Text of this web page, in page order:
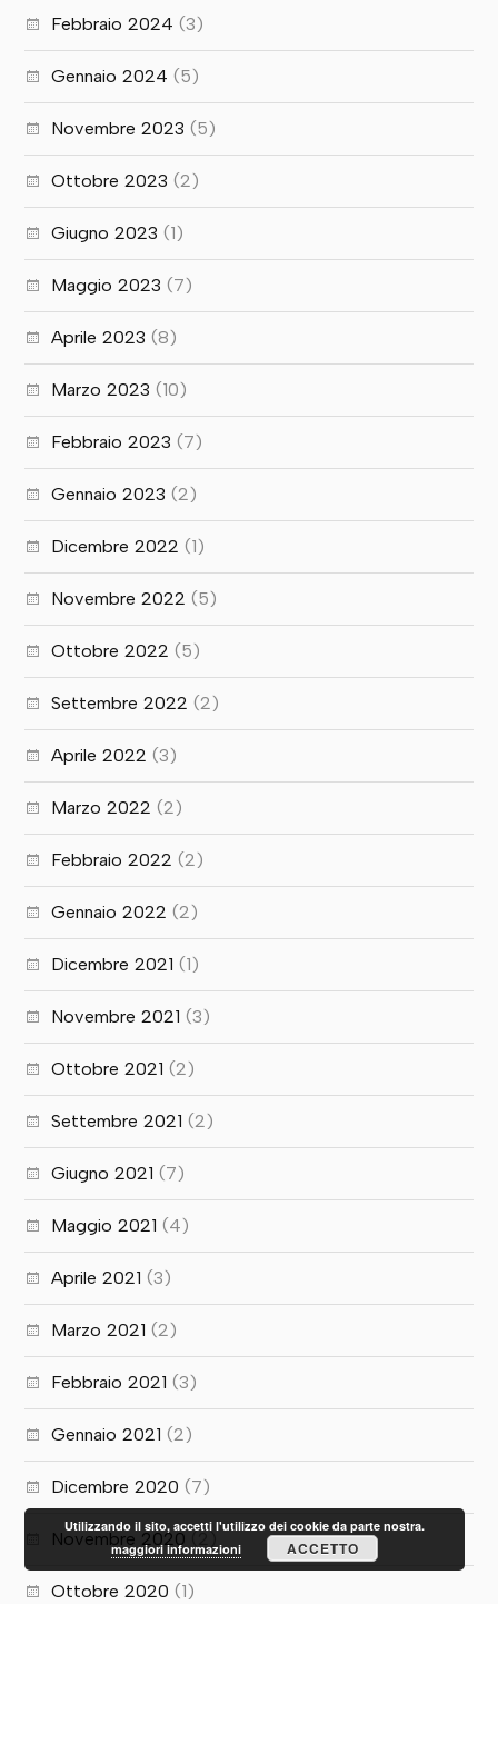
Febbraio 2024 (3)
Gennaio 2024 (5)
Novembre 2023 (5)
Ottobre 2023 (2)
Giugno 2023 (1)
Maggio 2023 (7)
Aprile 2023 (8)
Marzo 2023 (10)
Febbraio 2023 (7)
Gennaio 2023 (2)
Dicembre 2022 (1)
Novembre 2022 (5)
Ottobre 2022 (5)
Settembre 2022 (2)
Aprile 2022 (3)
Marzo 2022 (2)
Febbraio 2022 (2)
Gennaio 2022 (2)
Dicembre 2021 (1)
Novembre 2021 (3)
Ottobre 2021 (2)
Settembre 2021 (2)
Giugno 2021 (7)
Maggio 2021 (4)
Aprile 2021 (3)
Marzo 2021 (2)
Febbraio 2021 (3)
Gennaio 2021 (2)
Dicembre 2020 (7)
Novembre 2020
Ottobre 2020 (1)
Utilizzando il sito, accetti l'utilizzo dei cookie da parte nostra.
maggiori informazioni
ACCETTO